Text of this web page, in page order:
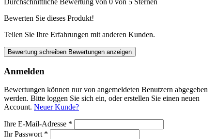
Bewerten Sie dieses Produkt!
Teilen Sie Ihre Erfahrungen mit anderen Kunden.
Bewertung schreiben Bewertungen anzeigen
Anmelden
Bewertungen können nur von angemeldeten Benutzern abgegeben
werden. Bitte loggen Sie sich ein, oder erstellen Sie einen neuen
Account. Neuer Kunde?
Ihre E-Mail-Adresse *
Ihr Passwort *